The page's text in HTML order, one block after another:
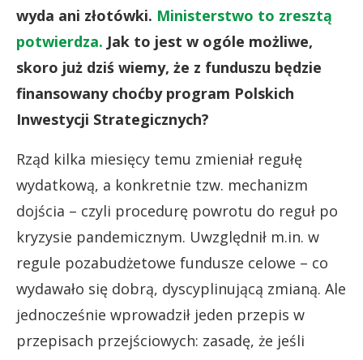
wyda ani złotówki. Ministerstwo to zresztą
potwierdza. Jak to jest w ogóle możliwe,
skoro już dziś wiemy, że z funduszu będzie
finansowany choćby program Polskich
Inwestycji Strategicznych?
Rząd kilka miesięcy temu zmieniał regułę
wydatkową, a konkretnie tzw. mechanizm
dojścia – czyli procedurę powrotu do reguł po
kryzysie pandemicznym. Uwzględnił m.in. w
regule pozabudżetowe fundusze celowe – co
wydawało się dobrą, dyscyplinującą zmianą. Ale
jednocześnie wprowadził jeden przepis w
przepisach przejściowych: zasadę, że jeśli